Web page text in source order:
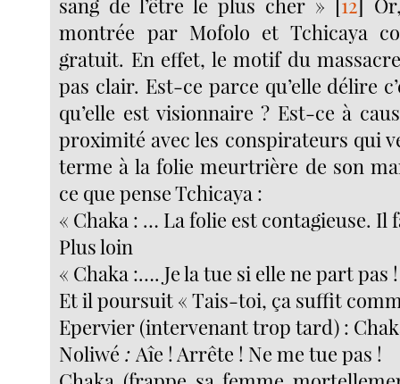
montrée par Mofolo et Tchicaya
gratuit. En effet, le motif du
pas clair. Est-ce parce qu’elle délire
qu’elle est visionnaire ? Est-ce à
proximité avec les conspirateurs qui
terme à la folie meurtrière de son
ce que pense Tchicaya :
« Chaka : … La folie est contagieuse. Il
Plus loin
« Chaka :…. Je la tue si elle ne part pas
Et il poursuit « Tais-toi, ça suffit
Epervier (intervenant trop tard) :
Noliwé : Aîe ! Arrête ! Ne me tue pas !